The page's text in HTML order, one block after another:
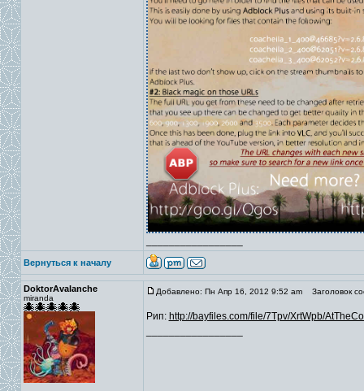
Вернуться к началу
DoktorAvalanche
miranda
Добавлено: Пн Апр 16, 2012 9:52 am Заголовок
Рип: http://bayfiles.com/file/7Tpv/XrtWpb/